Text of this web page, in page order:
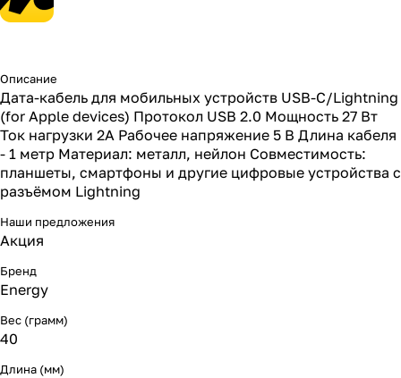
Описание
Дата-кабель для мобильных устройств USB-С/Lightning
(for Apple devices) Протокол USB 2.0 Мощность 27 Вт
Ток нагрузки 2А Рабочее напряжение 5 В Длина кабеля
- 1 метр Материал: металл, нейлон Совместимость:
планшеты, смартфоны и другие цифровые устройства с
разъёмом Lightning
Наши предложения
Акция
Бренд
Energy
Вес (грамм)
40
Длина (мм)